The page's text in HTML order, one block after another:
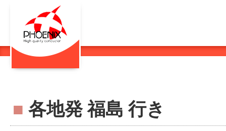
■ 各地発 福島 行き